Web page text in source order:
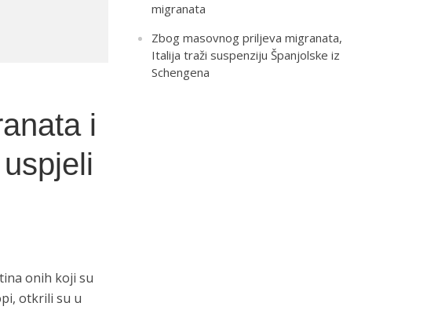
i
onih koji su
otkrili su u
migranata
Zbog masovnog priljeva migranata,
Italija traži suspenziju Španjolske iz
Schengena